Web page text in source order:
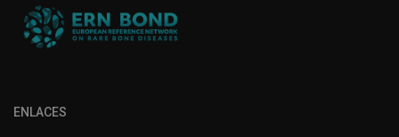
ENLACES